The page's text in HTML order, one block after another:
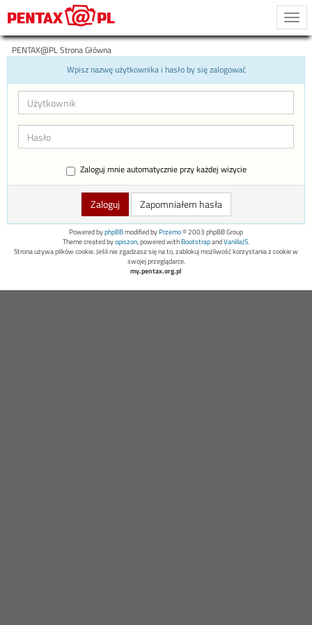
PENTAX@PL Strona Główna
Wpisz nazwę użytkownika i hasło by się zalogować
Zaloguj mnie automatycznie przy każdej wizycie
Zapomniałem hasła
Powered byphpBBmodified byPrzemo© 2003 phpBB Group
Theme created byopiszon, powered withBootstrapandVanillaJS.
Strona używa plików cookie. Jeśli nie zgadzasz się na to, zablokuj możliwość korzystania z cookie w
swojej przeglądarce.
my.pentax.org.pl